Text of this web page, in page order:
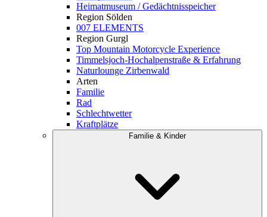
Heimatmuseum / Gedächtnisspeicher
Region Sölden
007 ELEMENTS
Region Gurgl
Top Mountain Motorcycle Experience
Timmelsjoch-Hochalpenstraße & Erfahrung
Naturlounge Zirbenwald
Arten
Familie
Rad
Schlechtwetter
Kraftplätze
Familie & Kinder